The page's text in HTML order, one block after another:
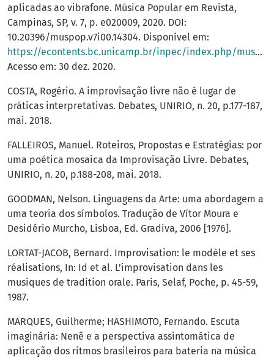
aplicadas ao vibrafone. Música Popular em Revista,
Campinas, SP, v. 7, p. e020009, 2020. DOI:
10.20396/muspop.v7i00.14304. Disponível em:
https://econtents.bc.unicamp.br/inpec/index.php/muspop/article/view/14304
Acesso em: 30 dez. 2020.
COSTA, Rogério. A improvisação livre não é lugar de
práticas interpretativas. Debates, UNIRIO, n. 20, p.177-187,
mai. 2018.
FALLEIROS, Manuel. Roteiros, Propostas e Estratégias: por
uma poética mosaica da Improvisação Livre. Debates,
UNIRIO, n. 20, p.188-208, mai. 2018.
GOODMAN, Nelson. Linguagens da Arte: uma abordagem a
uma teoria dos símbolos. Tradução de Vítor Moura e
Desidério Murcho, Lisboa, Ed. Gradiva, 2006 [1976].
LORTAT-JACOB, Bernard. Improvisation: le modèle et ses
réalisations, In: Id et al. L’improvisation dans les
musiques de tradition orale. Paris, Selaf, Poche, p. 45-59,
1987.
MARQUES, Guilherme; HASHIMOTO, Fernando. Escuta
imaginária: Nenê e a perspectiva assintomática de
aplicação dos ritmos brasileiros para bateria na música